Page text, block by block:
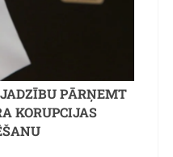
PĀRŅEMT
KORUPCIJAS